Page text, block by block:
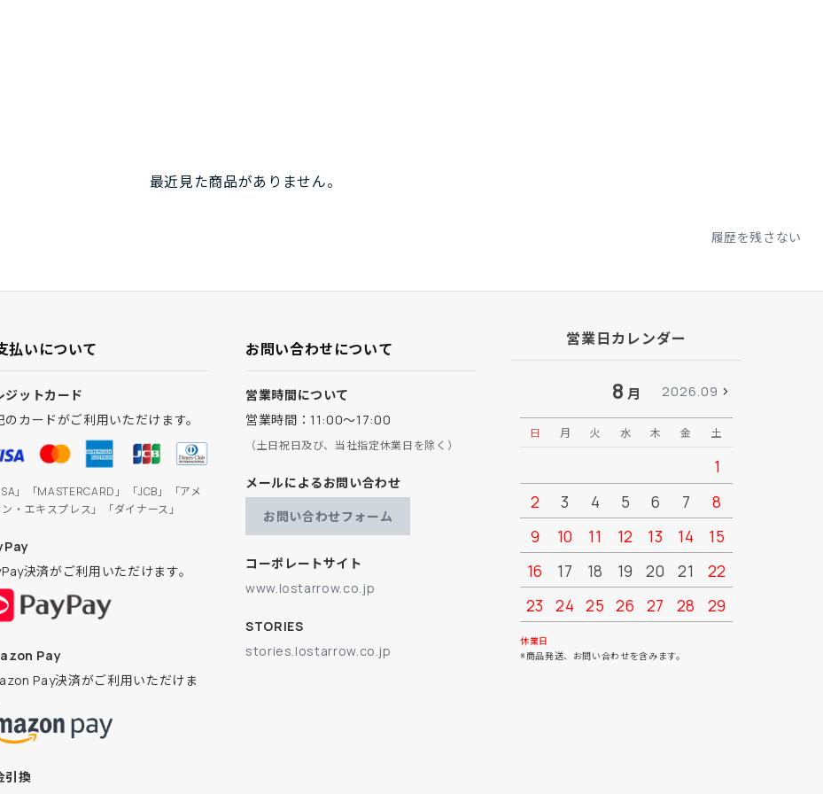
最近見た商品がありません。
履歴を残さない
払いについて
ジットカード
のカードがご利用いただけます。
」「MASTERCARD」「JCB」「アメ
ン・エキスプレス」「ダイナース」
決済がご利用いただけます。
Pay
Pay決済がご利用いただけま
引換
お問い合わせについて
営業時間について
営業時間：11:00～17:00
（土日祝日及び、当社指定休業日を除く）
メールによるお問い合わせ
お問い合わせフォーム
コーポレートサイト
www.lostarrow.co.jp
STORIES
stories.lostarrow.co.jp
営業日カレンダー
8 月 2026.09
日 月 火 水 木 金 土
1
2
3 4 5 6 7
8
9
10 11 12 13 14
15
16
17 18 19 20 21
22
23
24 25 26 27 28
29
30
休業日
※商品発送、お問い合わせを含みます。